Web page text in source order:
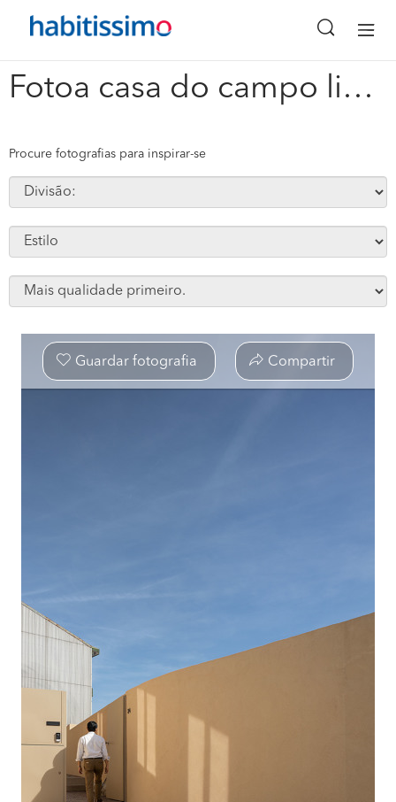
Fotoa casa do campo lindo house in campo lindo #180183
x
Procure fotografias para inspirar-se
Guardar fotografia Compartir